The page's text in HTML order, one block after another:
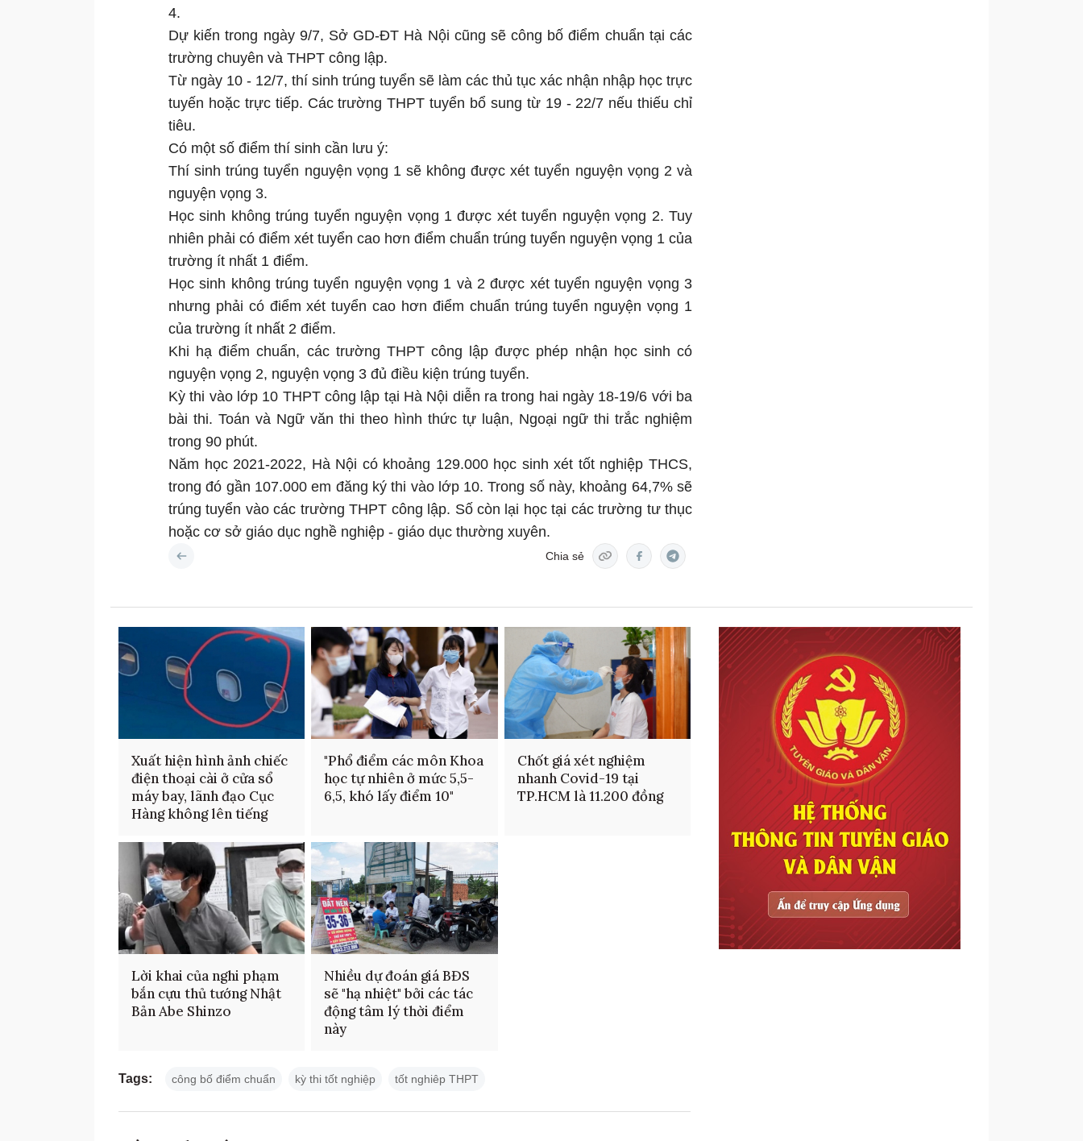
4.
Dự kiến trong ngày 9/7, Sở GD-ĐT Hà Nội cũng sẽ công bố điểm chuẩn tại các
trường chuyên và THPT công lập.
Từ ngày 10 - 12/7, thí sinh trúng tuyển sẽ làm các thủ tục xác nhận nhập học trực
tuyến hoặc trực tiếp. Các trường THPT tuyển bổ sung từ 19 - 22/7 nếu thiếu chỉ
tiêu.
Có một số điểm thí sinh cần lưu ý:
Thí sinh trúng tuyển nguyện vọng 1 sẽ không được xét tuyển nguyện vọng 2 và
nguyện vọng 3.
Học sinh không trúng tuyển nguyện vọng 1 được xét tuyển nguyện vọng 2. Tuy
nhiên phải có điểm xét tuyển cao hơn điểm chuẩn trúng tuyển nguyện vọng 1 của
trường ít nhất 1 điểm.
Học sinh không trúng tuyển nguyện vọng 1 và 2 được xét tuyển nguyện vọng 3
nhưng phải có điểm xét tuyển cao hơn điểm chuẩn trúng tuyển nguyện vọng 1
của trường ít nhất 2 điểm.
Khi hạ điểm chuẩn, các trường THPT công lập được phép nhận học sinh có
nguyện vọng 2, nguyện vọng 3 đủ điều kiện trúng tuyển.
Kỳ thi vào lớp 10 THPT công lập tại Hà Nội diễn ra trong hai ngày 18-19/6 với ba
bài thi. Toán và Ngữ văn thi theo hình thức tự luận, Ngoại ngữ thi trắc nghiệm
trong 90 phút.
Năm học 2021-2022, Hà Nội có khoảng 129.000 học sinh xét tốt nghiệp THCS,
trong đó gần 107.000 em đăng ký thi vào lớp 10. Trong số này, khoảng 64,7% sẽ
trúng tuyển vào các trường THPT công lập. Số còn lại học tại các trường tư thục
hoặc cơ sở giáo dục nghề nghiệp - giáo dục thường xuyên.
Chia sẻ
Xuất hiện hình ảnh chiếc
điện thoại cài ở cửa sổ
máy bay, lãnh đạo Cục
Hàng không lên tiếng
"Phổ điểm các môn Khoa
học tự nhiên ở mức 5,5-
6,5, khó lấy điểm 10"
Chốt giá xét nghiệm
nhanh Covid-19 tại
TP.HCM là 11.200 đồng
Lời khai của nghi phạm
bắn cựu thủ tướng Nhật
Bản Abe Shinzo
Nhiều dự đoán giá BĐS
sẽ "hạ nhiệt" bởi các tác
động tâm lý thời điểm
này
Tags: công bố điểm chuẩn kỳ thi tốt nghiệp tốt nghiêp THPT